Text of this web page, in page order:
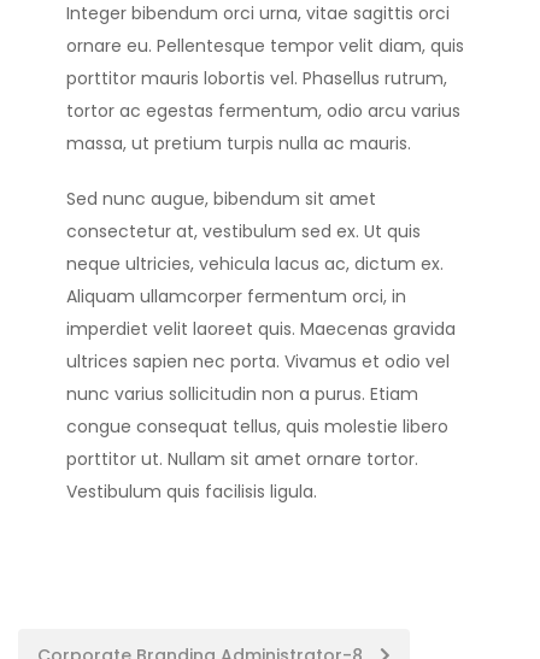
Integer bibendum orci urna, vitae sagittis orci
ornare eu. Pellentesque tempor velit diam, quis
porttitor mauris lobortis vel. Phasellus rutrum,
tortor ac egestas fermentum, odio arcu varius
massa, ut pretium turpis nulla ac mauris.
Sed nunc augue, bibendum sit amet
consectetur at, vestibulum sed ex. Ut quis
neque ultricies, vehicula lacus ac, dictum ex.
Aliquam ullamcorper fermentum orci, in
imperdiet velit laoreet quis. Maecenas gravida
ultrices sapien nec porta. Vivamus et odio vel
nunc varius sollicitudin non a purus. Etiam
congue consequat tellus, quis molestie libero
porttitor ut. Nullam sit amet ornare tortor.
Vestibulum quis facilisis ligula.
Post